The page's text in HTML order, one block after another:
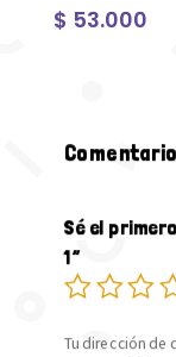
$ 53.000
Sé el
1”
Tu dirección de